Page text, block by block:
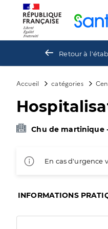
Retour à
Accueil catégories
Chu de martinique
En cas d'urgence
INFORMATIONS
Panneau de gestion des cookies